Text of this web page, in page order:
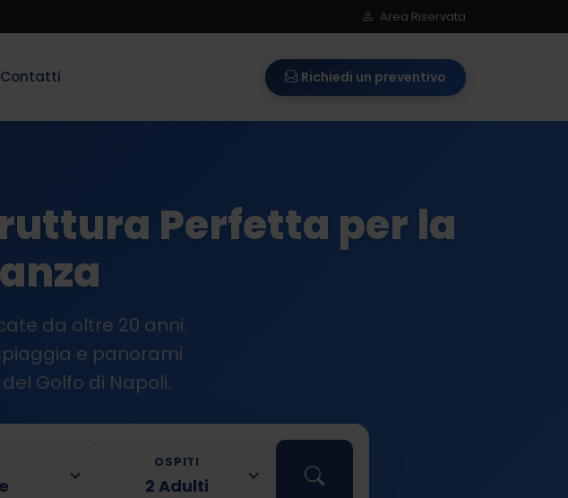
Area Riservata
Contatti Richiedi un preventivo
Perfetta per la
da oltre 20 anni.
e panorami
Golfo di Napoli.
OSPITI
2 Adulti